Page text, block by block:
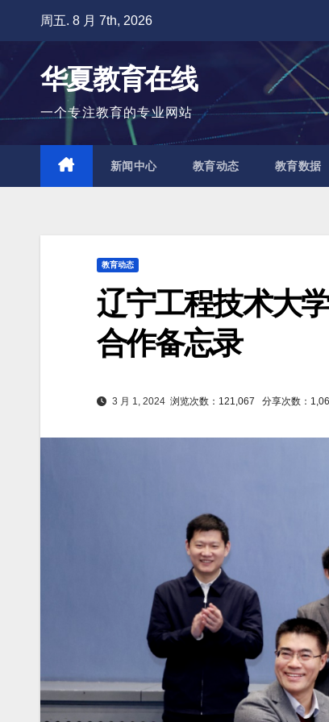
容
周五. 8 月 7th, 2026
华夏教育在线
一个专注教育的专业网站
新闻中心 教育动态 教育数据
教育动态
辽宁工程技术大
合作备忘录
3 月 1, 2024 浏览次数：121,067 分享次数：